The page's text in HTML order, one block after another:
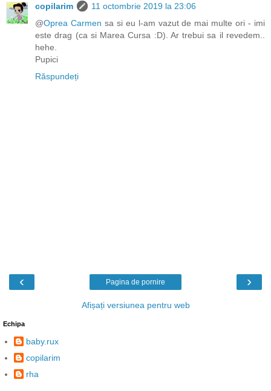
copilarim
11 octombrie 2019 la 23:06
@Oprea Carmen sa si eu l-am vazut de mai multe ori - imi
este drag (ca si Marea Cursa :D). Ar trebui sa il revedem..
hehe.
Pupici
Răspundeți
‹ ›
Pagina de pornire
Afișați versiunea pentru web
Echipa
baby.rux
copilarim
rha